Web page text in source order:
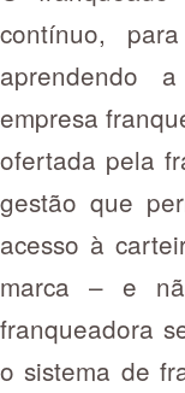
contínuo,
aprendendo
empresa
ofertada pela
gestão que
acesso à
marca – e
franqueadora
o sistema de